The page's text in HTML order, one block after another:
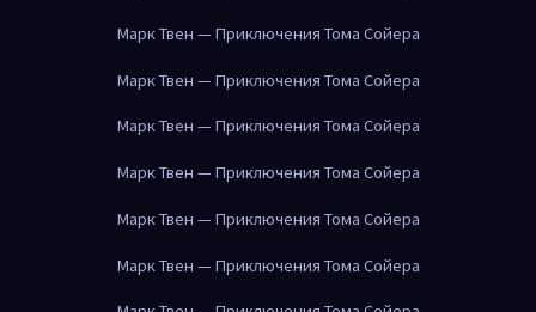
Марк Твен — Приключения Тома Сойера
Марк Твен — Приключения Тома Сойера
Марк Твен — Приключения Тома Сойера
Марк Твен — Приключения Тома Сойера
Марк Твен — Приключения Тома Сойера
Марк Твен — Приключения Тома Сойера